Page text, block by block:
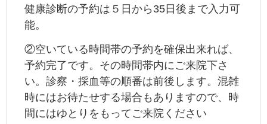
健康診断の予約は５日から35日後まで入力可
能。
②空いている時間帯の予約を確保出来れば、
予約完了です。その時間帯内にご来院下さ
い。診察・採血等の順番は前後します。混雑
時にはお待たせする場合もありますので、時
間にはゆとりをもってご来院ください